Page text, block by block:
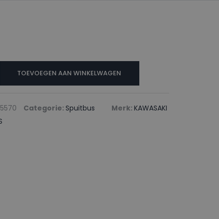
TOEVOEGEN AAN WINKELWAGEN
Categorie: Spuitbus Merk: KAWASAKI